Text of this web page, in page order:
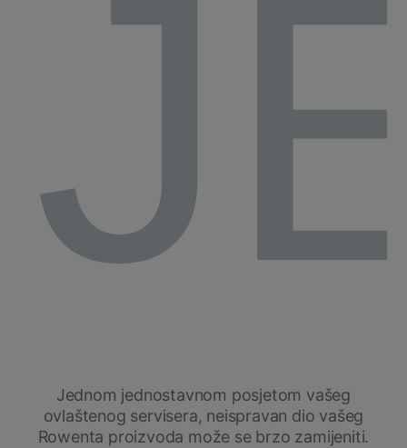
Jednom jednostavnom posjetom vašeg
ovlaštenog servisera, neispravan dio vašeg
Rowenta proizvoda može se brzo zamijeniti.